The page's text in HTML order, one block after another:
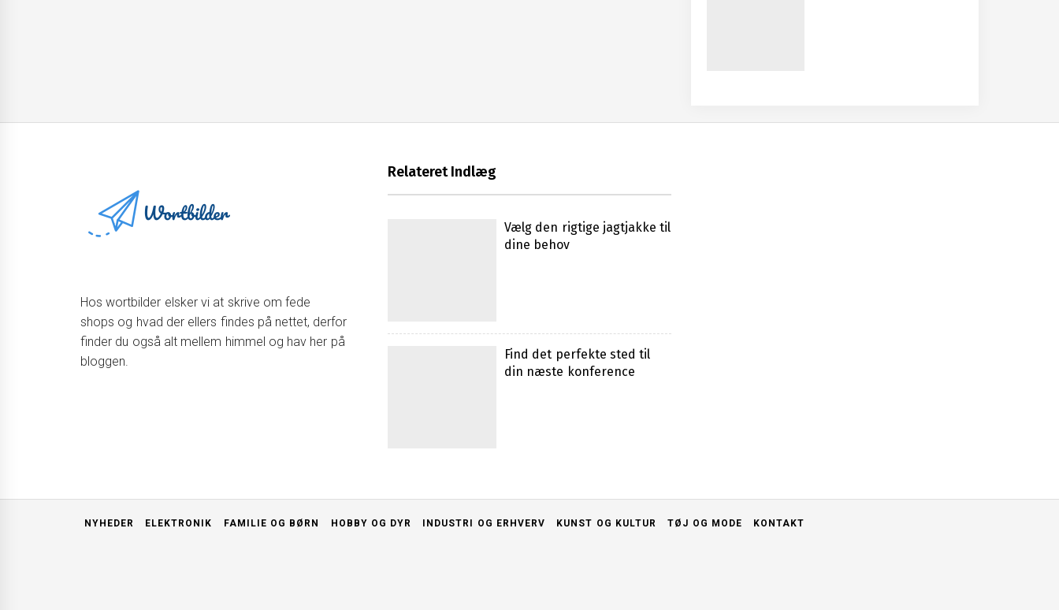
Hos wortbilder elsker vi at skrive om fede
shops og hvad der ellers findes på nettet, derfor
finder du også alt mellem himmel og hav her på
bloggen.
Relateret Indlæg
Vælg den rigtige jagtjakke til
dine behov
Find det perfekte sted til
din næste konference
NYHEDER ELEKTRONIK FAMILIE OG BØRN HOBBY OG DYR INDUSTRI OG ERHVERV KUNST OG KULTUR TØJ OG MODE KONTAKT